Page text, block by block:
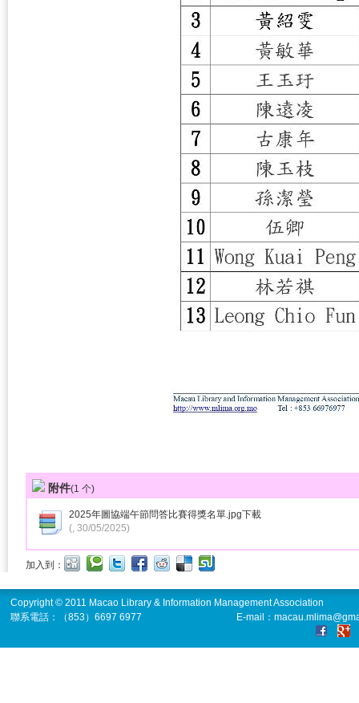
附件(1 个)
2025年圖協端午節問答比賽得獎名單.jpg下載
(, 30/05/2025)
加入到：
Copyright © 2011 Macao Library & Information Management Association
聯系電話：（853）6697 6977
E-mail：